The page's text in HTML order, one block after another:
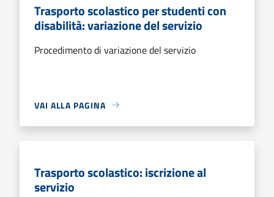
Trasporto scolastico per studenti con
disabilità: variazione del servizio
Procedimento di variazione del servizio
VAI ALLA PAGINA
Trasporto scolastico: iscrizione al
servizio